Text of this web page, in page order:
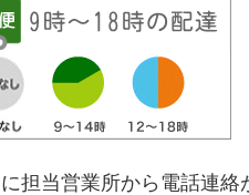
担当営業所から電話連